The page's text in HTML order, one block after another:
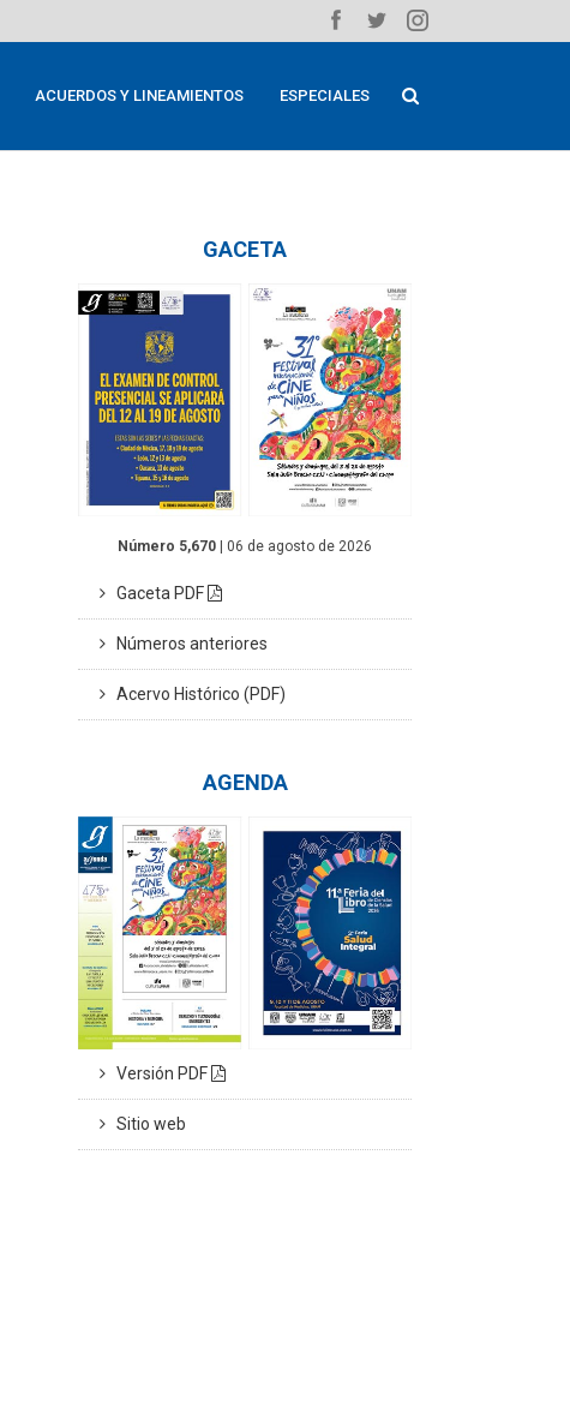
ACUERDOS Y LINEAMIENTOS ESPECIALES
GACETA
Número 5,670 | 06 de agosto de 2026
Gaceta PDF
Números anteriores
Acervo Histórico (PDF)
AGENDA
Versión PDF
Sitio web